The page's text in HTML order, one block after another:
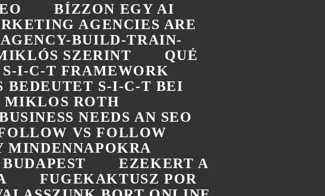
BÍZZON EGY AI
AGENCIES ARE
BUILD-TRAIN-
SZERINT
QUÉ
S-I-C-T FRAMEWORK
BEDEUTET S-I-C-T BEI
MIKLOS ROTH
NEEDS AN SEO
VS FOLLOW
MINDENNAPOKRA
EZEKERT A
FUGEKAKTUSZ POR